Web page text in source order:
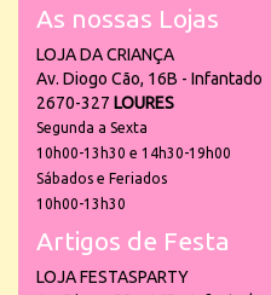
As nossas Lojas
LOJA DA CRIANÇA
Av. Diogo Cão, 16B - Infantado
2670-327 LOURES
Segunda a Sexta
10h00-13h30 e 14h30-19h00
Sábados e Feriados
10h00-13h30
Artigos de Festa
LOJA FESTASPARTY